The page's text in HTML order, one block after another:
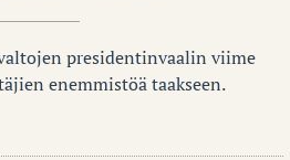
presidentinvaalin viime
enemmistöä taakseen.